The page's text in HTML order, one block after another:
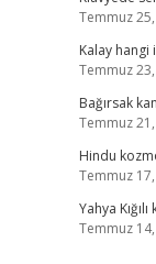
Temmuz
Kalay hangi
Temmuz
Bağırsak
Temmuz
Hindu
Temmuz
Yahya
Temmuz